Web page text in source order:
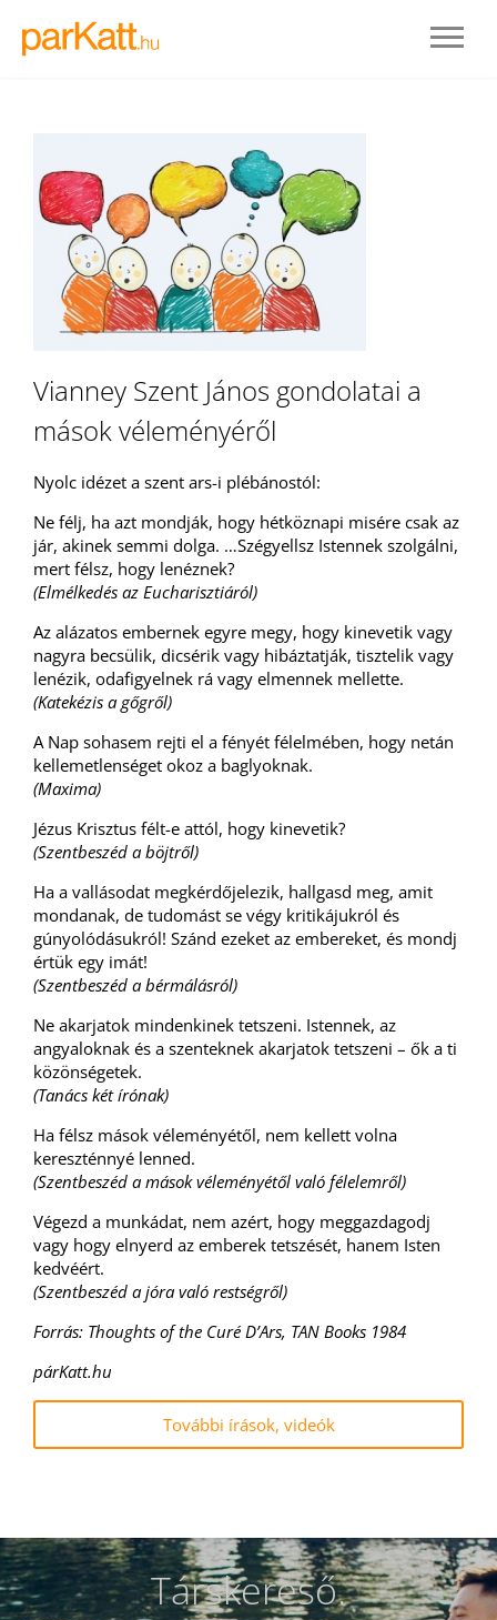
REGISZTRÁLOK
Vianney Szent János gondolatai a
mások véleményéről
Nyolc idézet a szent ars-i plébánostól:
Ne félj, ha azt mondják, hogy hétköznapi misére csak az
jár, akinek semmi dolga. …Szégyellsz Istennek szolgálni,
mert félsz, hogy lenéznek?
(Elmélkedés az Eucharisztiáról)
Az alázatos embernek egyre megy, hogy kinevetik vagy
nagyra becsülik, dicsérik vagy hibáztatják, tisztelik vagy
lenézik, odafigyelnek rá vagy elmennek mellette.
(Katekézis a gőgről)
A Nap sohasem rejti el a fényét félelmében, hogy netán
kellemetlenséget okoz a baglyoknak.
(Maxima)
Jézus Krisztus félt-e attól, hogy kinevetik?
(Szentbeszéd a böjtről)
Ha a vallásodat megkérdőjelezik, hallgasd meg, amit
mondanak, de tudomást se végy kritikájukról és
gúnyolódásukról! Szánd ezeket az embereket, és mondj
értük egy imát!
(Szentbeszéd a bérmálásról)
Ne akarjatok mindenkinek tetszeni. Istennek, az
angyaloknak és a szenteknek akarjatok tetszeni – ők a ti
közönségetek.
(Tanács két írónak)
Ha félsz mások véleményétől, nem kellett volna
kereszténnyé lenned.
(Szentbeszéd a mások véleményétől való félelemről)
Végezd a munkádat, nem azért, hogy meggazdagodj
vagy hogy elnyerd az emberek tetszését, hanem Isten
kedvéért.
(Szentbeszéd a jóra való restségről)
Forrás: Thoughts of the Curé D’Ars, TAN Books 1984
párKatt.hu
További írások, videók
Társkereső.